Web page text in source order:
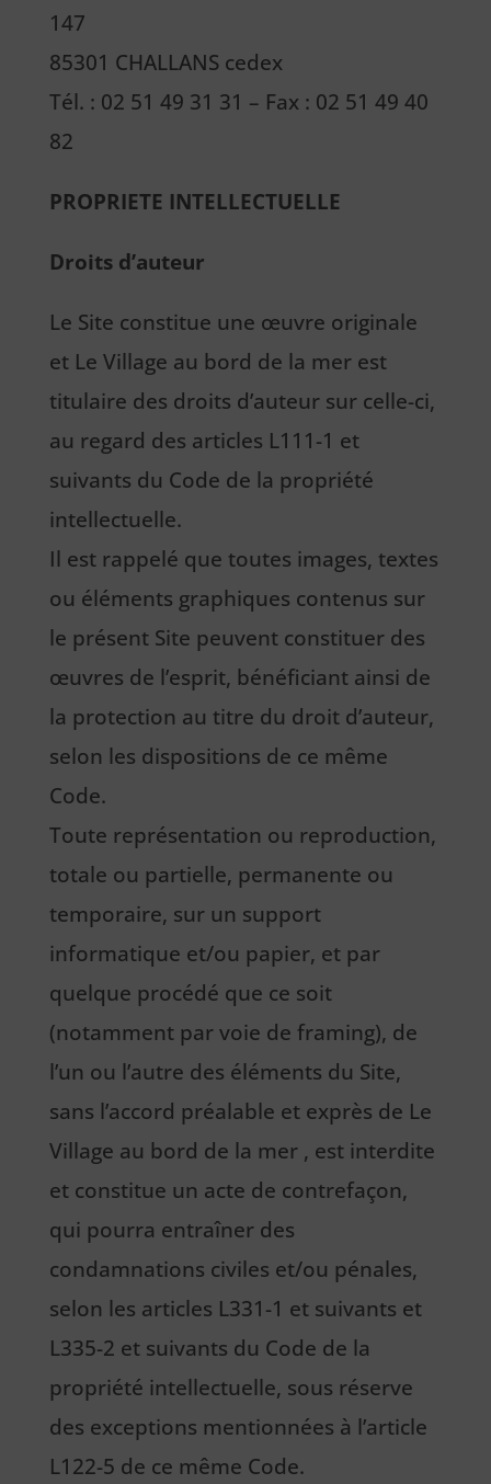
147
85301 CHALLANS cedex
Tél. : 02 51 49 31 31 – Fax : 02 51 49 40
82
PROPRIETE INTELLECTUELLE
Droits d’auteur
Le Site constitue une œuvre originale
et Le Village au bord de la mer est
titulaire des droits d’auteur sur celle-ci,
au regard des articles L111-1 et
suivants du Code de la propriété
intellectuelle.
Il est rappelé que toutes images, textes
ou éléments graphiques contenus sur
le présent Site peuvent constituer des
œuvres de l’esprit, bénéficiant ainsi de
la protection au titre du droit d’auteur,
selon les dispositions de ce même
Code.
Toute représentation ou reproduction,
totale ou partielle, permanente ou
temporaire, sur un support
informatique et/ou papier, et par
quelque procédé que ce soit
(notamment par voie de framing), de
l’un ou l’autre des éléments du Site,
sans l’accord préalable et exprès de Le
Village au bord de la mer , est interdite
et constitue un acte de contrefaçon,
qui pourra entraîner des
condamnations civiles et/ou pénales,
selon les articles L331-1 et suivants et
L335-2 et suivants du Code de la
propriété intellectuelle, sous réserve
des exceptions mentionnées à l’article
L122-5 de ce même Code.